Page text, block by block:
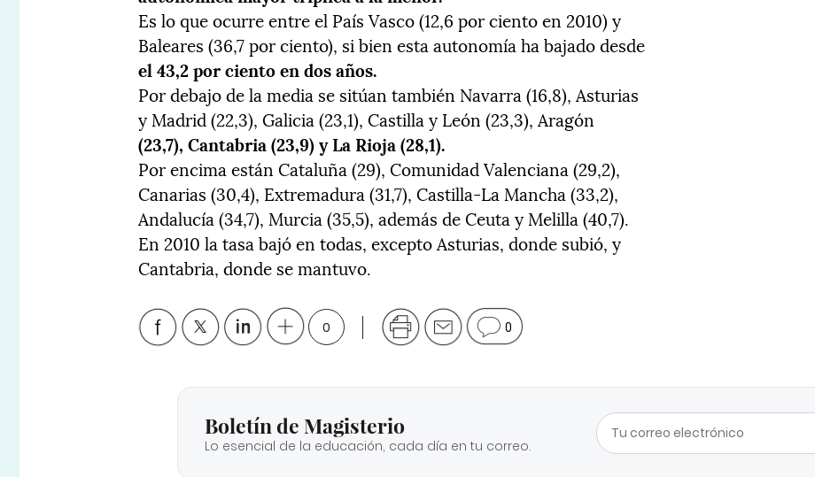
Es lo que ocurre entre el País Vasco (12,6 por ciento en 2010) y
Baleares (36,7 por ciento), si bien esta autonomía ha bajado desde
el 43,2 por ciento en dos años.
Por debajo de la media se sitúan también Navarra (16,8), Asturias
y Madrid (22,3), Galicia (23,1), Castilla y León (23,3), Aragón
(23,7), Cantabria (23,9) y La Rioja (28,1).
Por encima están Cataluña (29), Comunidad Valenciana (29,2),
Canarias (30,4), Extremadura (31,7), Castilla-La Mancha (33,2),
Andalucía (34,7), Murcia (35,5), además de Ceuta y Melilla (40,7).
En 2010 la tasa bajó en todas, excepto Asturias, donde subió, y
Cantabria, donde se mantuvo.
0 0
Boletín de Magisterio
Lo esencial de la educación, cada día en tu correo.